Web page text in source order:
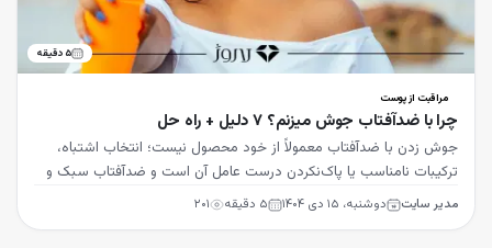
۵دقیقه
مراقبت از پوست
چرا با ضدآفتاب جوش میزنم؟ 7 دلیل + راه حل
جوش زدن با ضدآفتاب معمولاً از خود محصول نیست؛ انتخاب اشتباه،
ترکیبات نامناسب یا پاک‌نکردن درست عامل آن است و ضدآفتاب سبک و
غیرکومدوژنیک راه‌حل است.
مدیر سایت دوشنبه، ۱۵ دی ۱۴۰۴ ۵ دقیقه ۲۰۱